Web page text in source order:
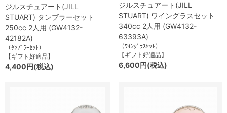
ジルスチュアート(JILL
STUART) タンブラーセット
250cc 2人用 (GW4132-
42182A)
（ﾀﾝﾌﾞﾗｰｾｯﾄ）
【ギフト好適品】
4,400円(税込)
ジルスチュアート(JILL
STUART) ワイングラスセット
340cc 2人用 (GW4132-
63393A)
（ﾜｲﾝｸﾞﾗｽｾｯﾄ）
【ギフト好適品】
6,600円(税込)